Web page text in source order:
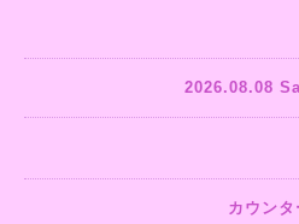
2026.08.08
カウンタ